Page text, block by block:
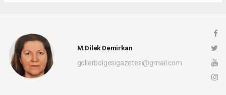
M.Dilek Demirkan
gollerbolgesigazetesi@gmail.com